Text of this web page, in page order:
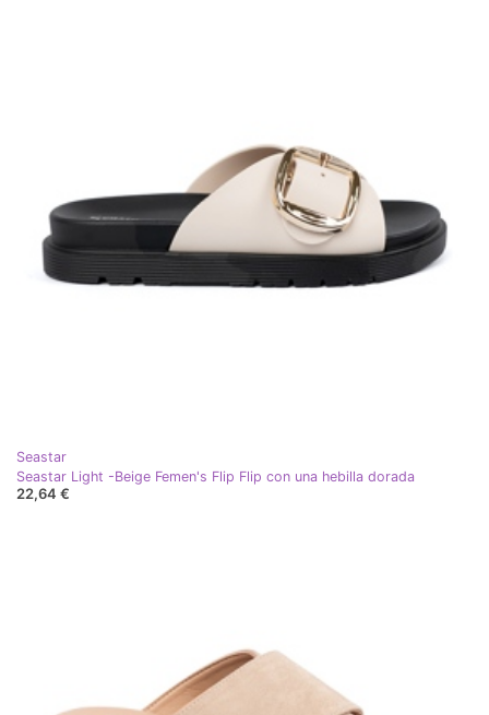
Seastar
Seastar Light -Beige Femen's Flip Flip con una hebilla dorada
22,64 €